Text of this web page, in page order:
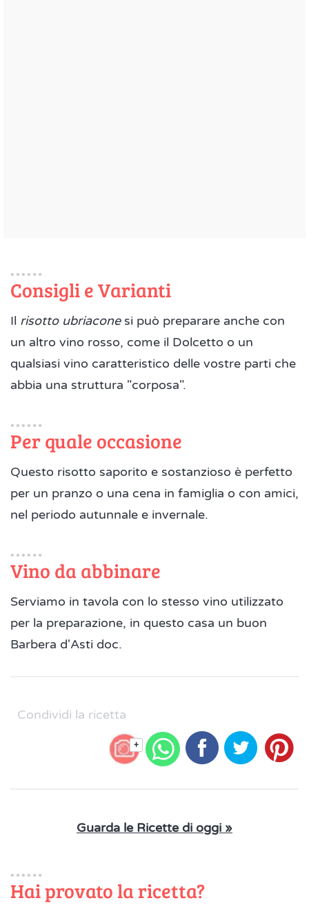
Consigli e Varianti
Il risotto ubriaconesi può preparare anche con
un altro vino rosso, come il Dolcetto o un
qualsiasi vino caratteristico delle vostre parti che
abbia una struttura "corposa".
Per quale occasione
Questo risotto saporito e sostanzioso è perfetto
per un pranzo o una cena in famiglia o con amici,
nel periodo autunnale e invernale.
Vino da abbinare
Serviamo in tavola con lo stesso vino utilizzato
per la preparazione, in questo casa un buon
Barbera d'Asti doc.
Condividi la ricetta
+
Guarda le Ricette di oggi »
Hai provato la ricetta?